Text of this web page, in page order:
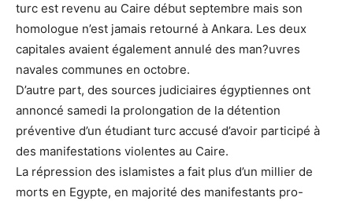
turc est revenu au Caire début septembre mais son
homologue n’est jamais retourné à Ankara. Les deux
capitales avaient également annulé des man?uvres
navales communes en octobre.
D’autre part, des sources judiciaires égyptiennes ont
annoncé samedi la prolongation de la détention
préventive d’un étudiant turc accusé d’avoir participé à
des manifestations violentes au Caire.
La répression des islamistes a fait plus d’un millier de
morts en Egypte, en majorité des manifestants pro-